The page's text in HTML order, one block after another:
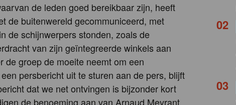
de leden goed bereikbaar zijn, heeft
de buitenwereld gecommuniceerd, met
de schijnwerpers stonden, zoals de
van zijn geïntegreerde winkels aan
de groep de moeite neemt om een
persbericht uit te sturen aan de pers, blijft
dat we net ontvingen is bijzonder kort
de benoeming aan van Arnaud Meyrant